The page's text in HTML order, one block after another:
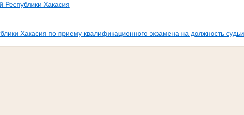
Республики Хакасия
Хакасия по приему квалификационного экзамена на должность судьи